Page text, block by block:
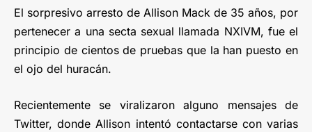
El sorpresivo arresto de Allison Mack de 35 años, por
pertenecer a una secta sexual llamada NXIVM, fue el
principio de cientos de pruebas que la han puesto en
el ojo del huracán.
Recientemente se viralizaron alguno mensajes de
Twitter, donde Allison intentó contactarse con varias